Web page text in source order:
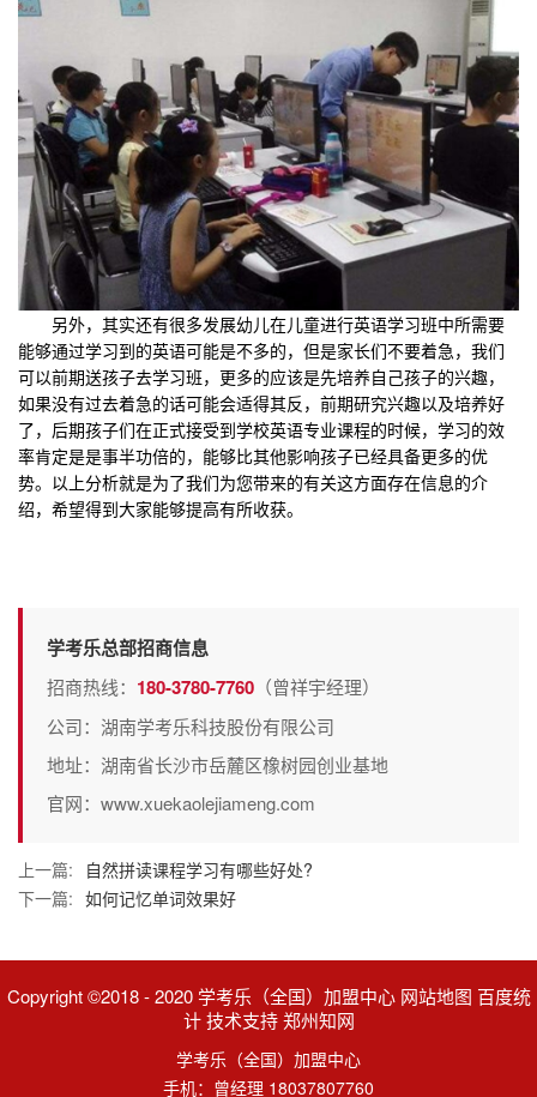
另外，其实还有很多发展幼儿在儿童进行英语学习班中所需要
能够通过学习到的英语可能是不多的，但是家长们不要着急，我们
可以前期送孩子去学习班，更多的应该是先培养自己孩子的兴趣，
如果没有过去着急的话可能会适得其反，前期研究兴趣以及培养好
了，后期孩子们在正式接受到学校英语专业课程的时候，学习的效
率肯定是是事半功倍的，能够比其他影响孩子已经具备更多的优
势。以上分析就是为了我们为您带来的有关这方面存在信息的介
绍，希望得到大家能够提高有所收获。
学考乐总部招商信息
招商热线： 180-3780-7760 （曾祥宇经理）
公司：湖南学考乐科技股份有限公司
地址：湖南省长沙市岳麓区橡树园创业基地
官网：www.xuekaolejiameng.com
上一篇:
自然拼读课程学习有哪些好处?
下一篇: 如何记忆单词效果好
Copyright ©2018 - 2020 学考乐（全国）加盟中心 网站地图 百度统
计 技术支持 郑州知网
学考乐（全国）加盟中心
手机：曾经理 18037807760